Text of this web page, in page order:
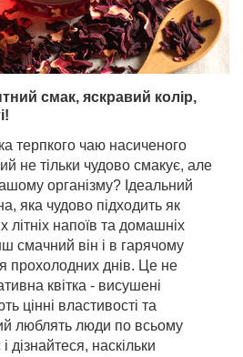
смак, яскравий колір,
терпкого чаю насиченого
не тільки чудово смакує, але
організму? Ідеальний
яка чудово підходить як
напоїв та домашніх
смачний він і в гарячому
прохолодних днів. Це не
квітка - висушені
цінні властивості та
люблять люди по всьому
дізнайтеся, наскільки